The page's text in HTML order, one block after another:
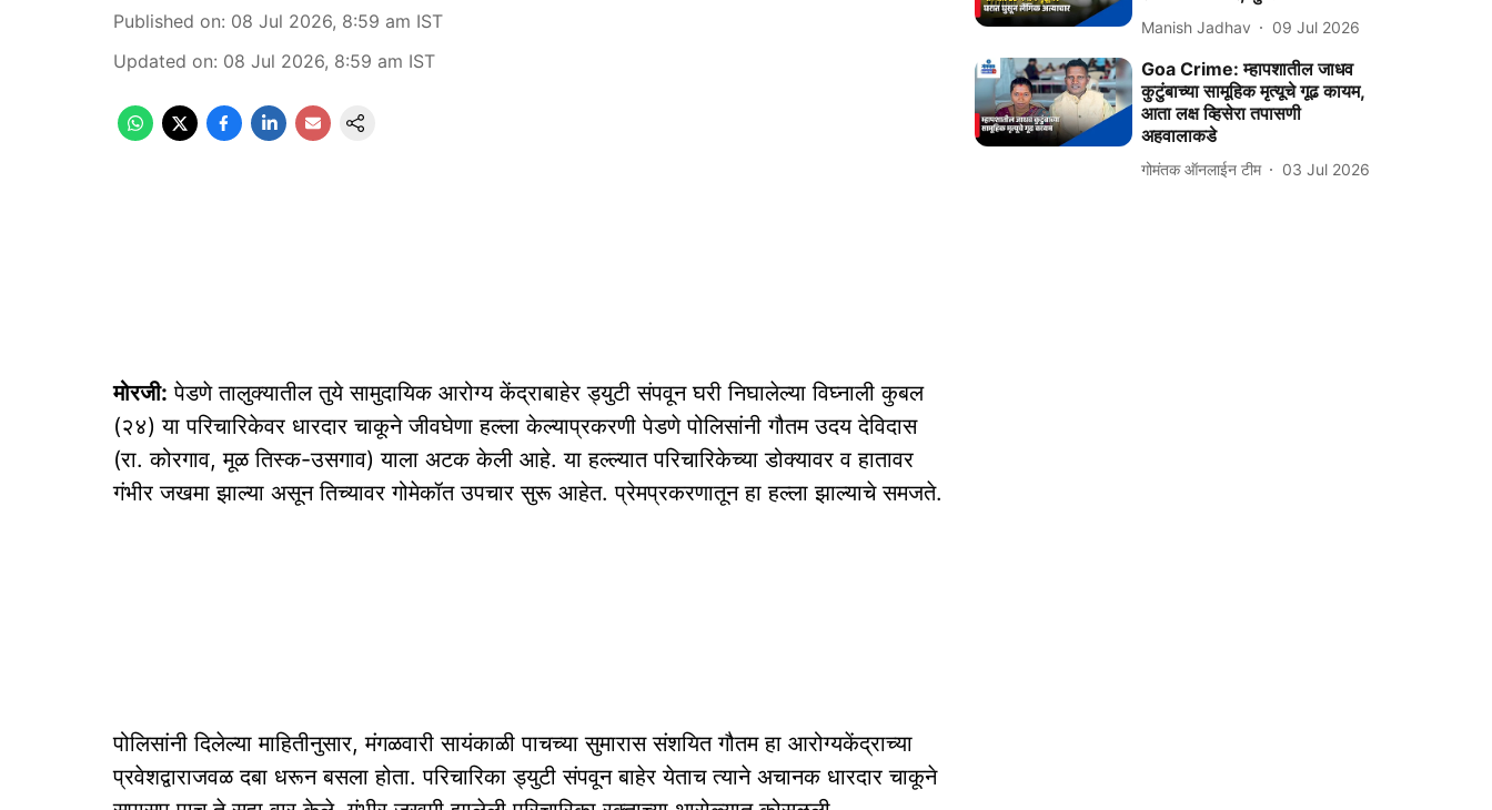
Published on: 08 Jul 2026, 8:59 am IST
Updated on: 08 Jul 2026, 8:59 am IST
मोरजी: पेडणे तालुक्यातील तुये सामुदायिक आरोग्य केंद्राबाहेर ड्युटी संपवून घरी निघालेल्या विघ्नाली कुबल
(२४) या परिचारिकेवर धारदार चाकूने जीवघेणा हल्ला केल्याप्रकरणी पेडणे पोलिसांनी गौतम उदय देविदास
(रा. कोरगाव, मूळ तिस्क-उसगाव) याला अटक केली आहे. या हल्ल्यात परिचारिकेच्या डोक्यावर व हातावर
गंभीर जखमा झाल्या असून तिच्‍यावर गोमेकॉत उपचार सुरू आहेत. प्रेमप्रकरणातून हा हल्ला झाल्‍याचे समजते.
पोलिसांनी दिलेल्या माहितीनुसार, मंगळवारी सायंकाळी पाचच्‍या सुमारास संशयित गौतम हा आरोग्यकेंद्राच्या
प्रवेशद्वाराजवळ दबा धरून बसला होता. परिचारिका ड्युटी संपवून बाहेर येताच त्याने अचानक धारदार चाकूने
Manish Jadhav 09 Jul 2026
Goa Crime: म्हापशातील जाधव
कुटुंबाच्या सामूहिक मृत्यूचे गूढ कायम,
आता लक्ष व्हिसेरा तपासणी
अहवालाकडे
गोमंतक ऑनलाईन टीम 03 Jul 2026